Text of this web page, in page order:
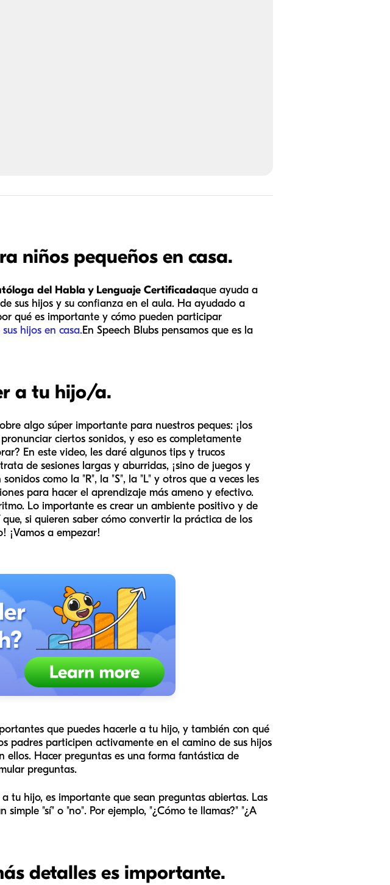
niños pequeños en casa.
del Habla y Lenguaje Certificadaque ayuda a
sus hijos y su confianza en el aula. Ha ayudado a
qué es importante y cómo pueden participar
hijos en casa.En Speech Blubs pensamos que es la
a tu hijo/a.
algo súper importante para nuestros peques: ¡los
ciertos sonidos, y eso es completamente
En este video, les daré algunos tips y trucos
de sesiones largas y aburridas, ¡sino de juegos y
como la "R", la "S", la "L" y otros que a veces les
para hacer el aprendizaje más ameno y efectivo.
Lo importante es crear un ambiente positivo y de
si quieren saber cómo convertir la práctica de los
¡Vamos a empezar!
que puedes hacerle a tu hijo, y también con qué
padres participen activamente en el camino de sus hijos
ellos. Hacer preguntas es una forma fantástica de
preguntas.
tu hijo, es importante que sean preguntas abiertas. Las
"sí" o "no". Por ejemplo, "¿Cómo te llamas?" "¿A
detalles es importante.